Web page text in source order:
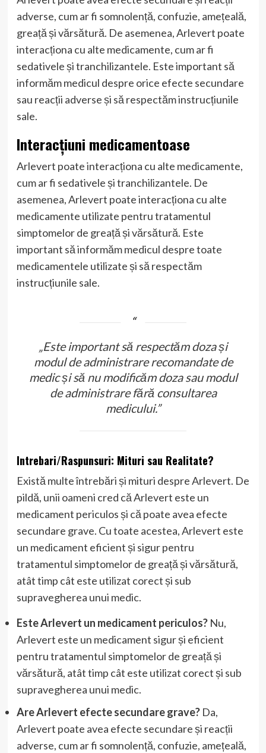
adverse, cum ar fi somnolență, confuzie, amețeală,
greață și vărsătură. De asemenea, Arlevert poate
interacționa cu alte medicamente, cum ar fi
sedativele și tranchilizantele. Este important să
informăm medicul despre orice efecte secundare
sau reacții adverse și să respectăm instrucțiunile
sale.
Interacțiuni medicamentoase
Arlevert poate interacționa cu alte medicamente,
cum ar fi sedativele și tranchilizantele. De
asemenea, Arlevert poate interacționa cu alte
medicamente utilizate pentru tratamentul
simptomelor de greață și vărsătură. Este
important să informăm medicul despre toate
medicamentele utilizate și să respectăm
instrucțiunile sale.
„Este important să respectăm doza și
modul de administrare recomandate de
medic și să nu modificăm doza sau modul
de administrare fără consultarea
medicului.”
Intrebari/Raspunsuri: Mituri sau Realitate?
Există multe întrebări și mituri despre Arlevert. De
pildă, unii oameni cred că Arlevert este un
medicament periculos și că poate avea efecte
secundare grave. Cu toate acestea, Arlevert este
un medicament eficient și sigur pentru
tratamentul simptomelor de greață și vărsătură,
atât timp cât este utilizat corect și sub
supravegherea unui medic.
Este Arlevert un medicament periculos?Nu,
Arlevert este un medicament sigur și eficient
pentru tratamentul simptomelor de greață și
vărsătură, atât timp cât este utilizat corect și sub
supravegherea unui medic.
Are Arlevert efecte secundare grave?Da,
Arlevert poate avea efecte secundare și reacții
adverse, cum ar fi somnolență, confuzie, amețeală,